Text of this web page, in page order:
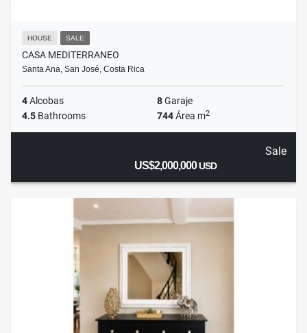
HOUSE SALE
CASA MEDITERRANEO
Santa Ana, San José, Costa Rica
4Alcobas 8Garaje
4.5 Bathrooms 744Área m2
Sale
US$2,000,000USD